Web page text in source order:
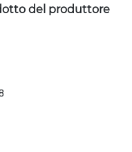
del produttore